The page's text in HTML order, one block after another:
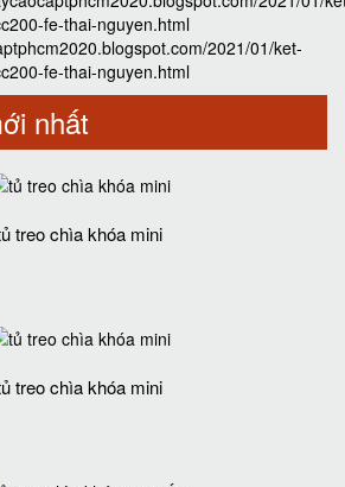
fe-thai-nguyen.html
2021/01/ket-
fe-thai-nguyen.html
nhất
treo chìa khóa mini
treo chìa khóa mini